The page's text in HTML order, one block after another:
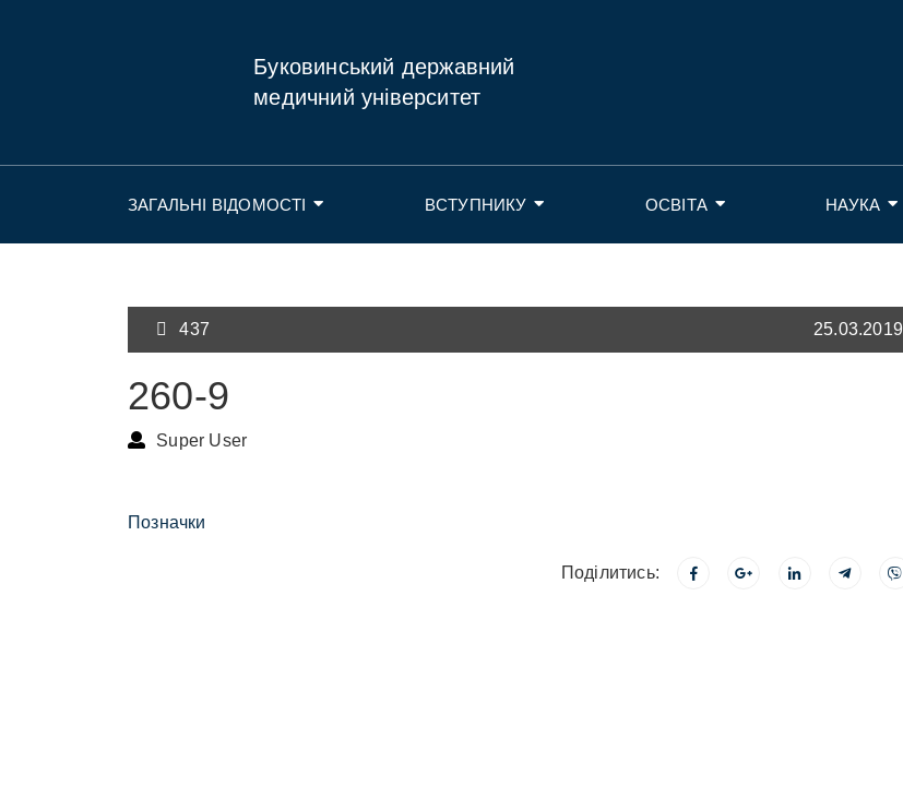
Буковинський державний
медичний університет
ЗАГАЛЬНІ ВІДОМОСТІ ВСТУПНИКУ ОСВІТА НАУКА
437 25.03.2019
260-9
Super User
Позначки
Поділитись: